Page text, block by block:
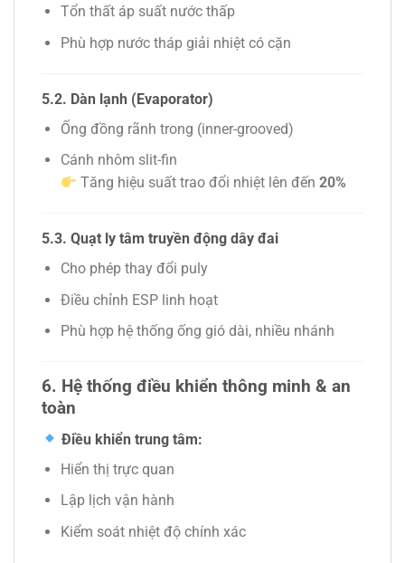
Tổn thất áp suất nước thấp
Phù hợp nước tháp giải nhiệt có cặn
5.2. Dàn lạnh (Evaporator)
Ống đồng rãnh trong (inner-grooved)
Cánh nhôm slit-fin
Tăng hiệu suất trao đổi nhiệt lên đến20%
5.3. Quạt ly tâm truyền động dây đai
Cho phép thay đổi puly
Điều chỉnh ESP linh hoạt
Phù hợp hệ thống ống gió dài, nhiều nhánh
6. Hệ thống điều khiển thông minh & an
toàn
Điều khiển trung tâm:
Hiển thị trực quan
Lập lịch vận hành
Kiểm soát nhiệt độ chính xác